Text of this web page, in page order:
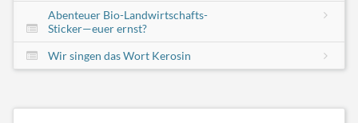
Abenteuer Bio-Landwirtschafts-
Sticker—euer ernst?
Wir singen das Wort Kerosin